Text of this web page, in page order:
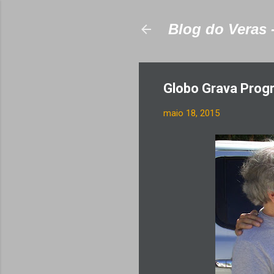
Blog do Veras
Globo Grava
maio 18, 2015